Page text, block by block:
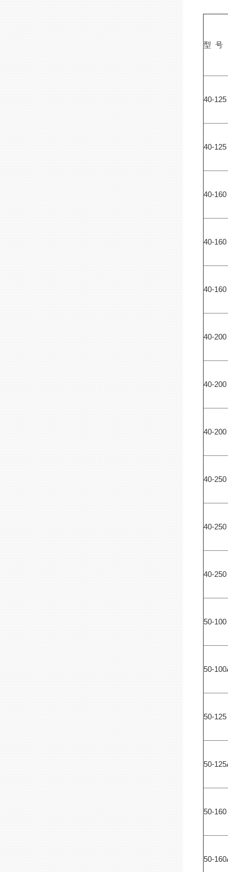
型 号
40-
40-
40-
40-
40-
40-
40-
40-
40-
40-
40-
50-100
50-
50-125
50-
50-160
50-